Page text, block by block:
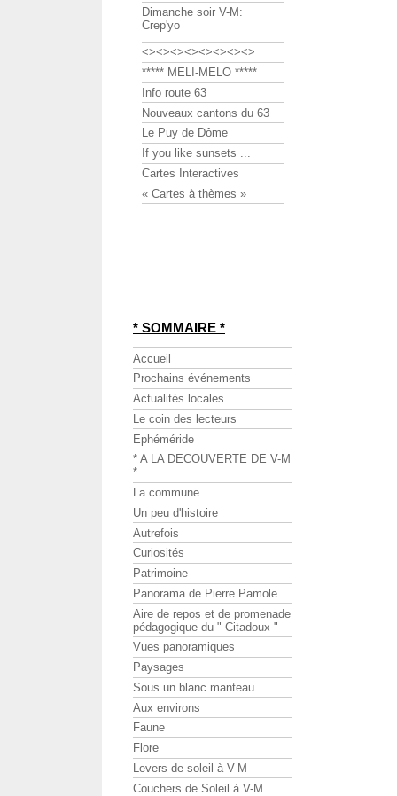
Dimanche soir V-M:
Crep'yo
<><><><><><><><>
***** MELI-MELO *****
Info route 63
Nouveaux cantons du 63
Le Puy de Dôme
If you like sunsets ...
Cartes Interactives
« Cartes à thèmes »
* SOMMAIRE *
Accueil
Prochains événements
Actualités locales
Le coin des lecteurs
Ephéméride
* A LA DECOUVERTE DE V-M
*
La commune
Un peu d'histoire
Autrefois
Curiosités
Patrimoine
Panorama de Pierre Pamole
Aire de repos et de promenade
pédagogique du " Citadoux "
Vues panoramiques
Paysages
Sous un blanc manteau
Aux environs
Faune
Flore
Levers de soleil à V-M
Couchers de Soleil à V-M